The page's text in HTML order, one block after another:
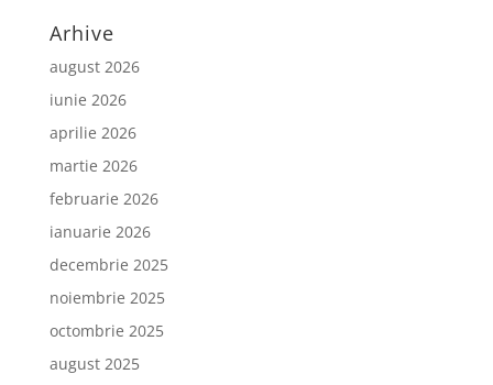
Arhive
august 2026
iunie 2026
aprilie 2026
martie 2026
februarie 2026
ianuarie 2026
decembrie 2025
noiembrie 2025
octombrie 2025
august 2025